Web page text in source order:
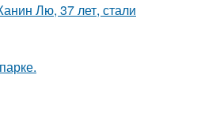
Лю, 37 лет, стали